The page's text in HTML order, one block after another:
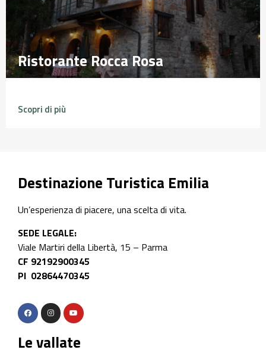
Ristorante Rocca Rosa
Ristorante Rocca Rosa
Scopri di più
Destinazione Turistica Emilia
Un’esperienza di piacere, una scelta di vita.
SEDE LEGALE:
Viale Martiri della Libertà, 15 – Parma
CF 92192900345
PI 02864470345
Le vallate